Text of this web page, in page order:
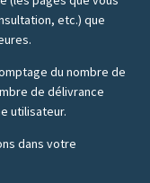
etc.) que
du nombre de
de délivrance
utilisateur.
dans votre